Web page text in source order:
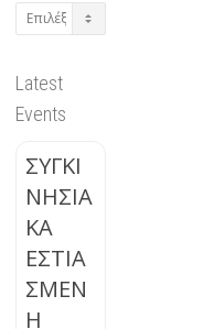
Archives
Latest
Events
ΣΥΓΚΙ
ΝΗΣΙΑ
ΚΑ
ΕΣΤΙΑ
ΣΜΕΝ
Η